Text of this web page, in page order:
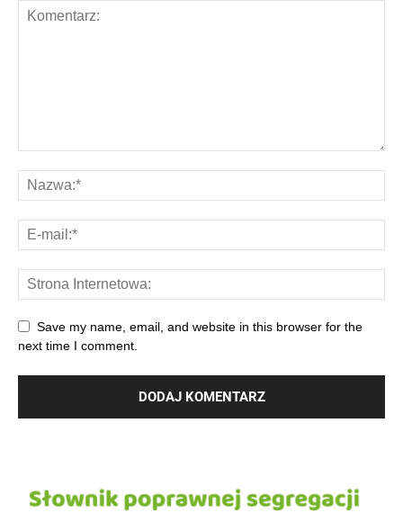
Save my name, email, and website in this browser for the
next time I comment.